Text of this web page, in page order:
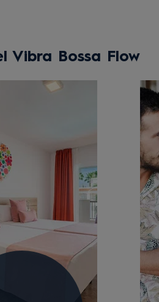
Vibra Bossa Flow